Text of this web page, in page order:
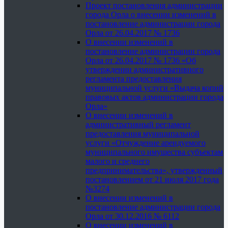
Проект постановления администрации
города Орла о внесении изменений в
постановление администрации города
Орла от 26.04.2017 № 1736
О внесении изменений в
постановление администрации города
Орла от 26.04.2017 № 1736 «Об
утверждении административного
регламента предоставления
муниципальной услуги «Выдача копий
правовых актов администрации города
Орла»
О внесении изменений в
административный регламент
предоставления муниципальной
услуги «Отчуждение арендуемого
муниципального имущества субъектам
малого и среднего
предпринимательства», утвержденный
постановлением от 21 июля 2017 года
№3274
О внесении изменений в
постановление администрации города
Орла от 30.12.2016 № 6112
О внесении изменений в